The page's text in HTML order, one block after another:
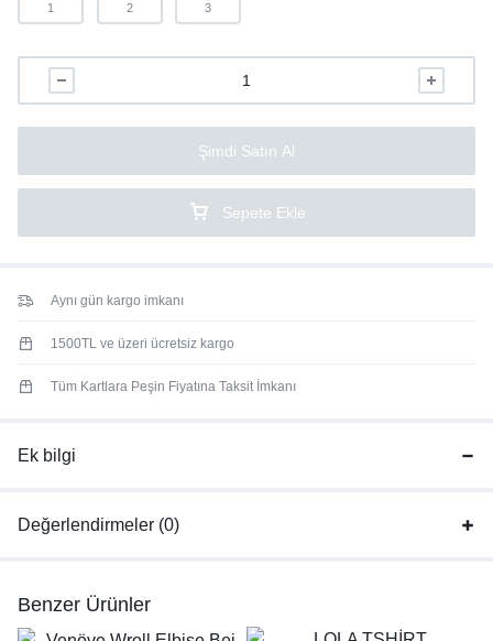
1 2 3
Sepete Ekle
Şimdi Satın Al
Aynı gün kargo imkanı
1500TL ve üzeri ücretsiz kargo
Tüm Kartlara Peşin Fiyatına Taksit İmkanı
Ek bilgi
Değerlendirmeler (0)
Benzer Ürünler